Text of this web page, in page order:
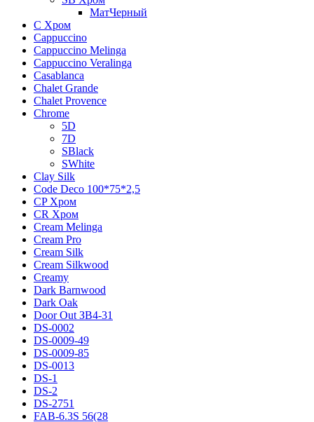
МатЧерный
C Хром
Cappuccino
Cappuccino Melinga
Cappuccino Veralinga
Casablanca
Chalet Grande
Chalet Provence
Chrome
5D
7D
SBlack
SWhite
Clay Silk
Code Deco 100*75*2,5
CP Хром
CR Хром
Cream Melinga
Cream Pro
Cream Silk
Cream Silkwood
Creamy
Dark Barnwood
Dark Oak
Door Out ЗВ4-31
DS-0002
DS-0009-49
DS-0009-85
DS-0013
DS-1
DS-2
DS-2751
FAB-6.3S 56(28